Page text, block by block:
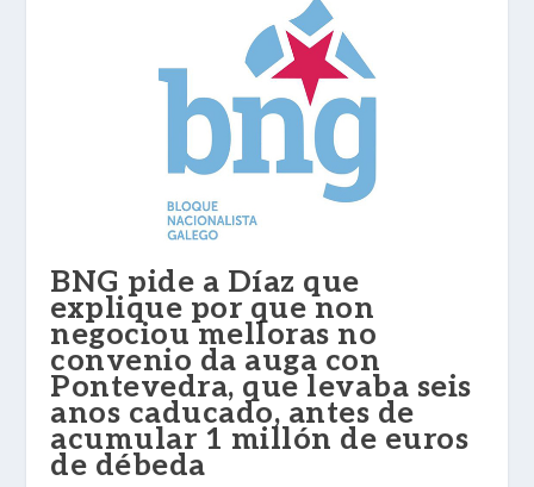
BNG pide a Díaz que
explique por que non
negociou melloras no
convenio da auga con
Pontevedra, que levaba seis
anos caducado, antes de
acumular 1 millón de euros
de débeda